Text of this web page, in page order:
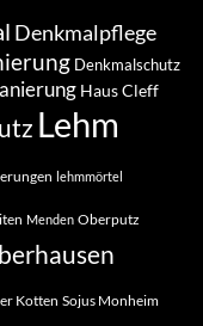
Denkmalpflege
Denkmalschutz
Haus Cleff
Lehm
lehmmörtel
Menden Oberputz
Kotten Sojus Monheim